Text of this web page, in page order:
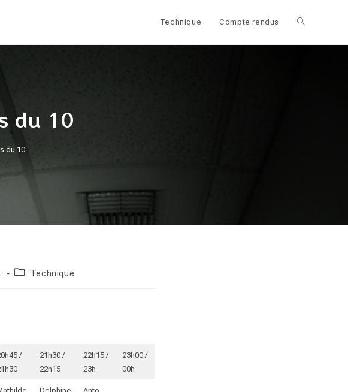
Technique Compte rendus Toggle
du 10
du 10
PostTechnique
/
21h30 /
22h15
22h15 /
23h
23h00 /
00h